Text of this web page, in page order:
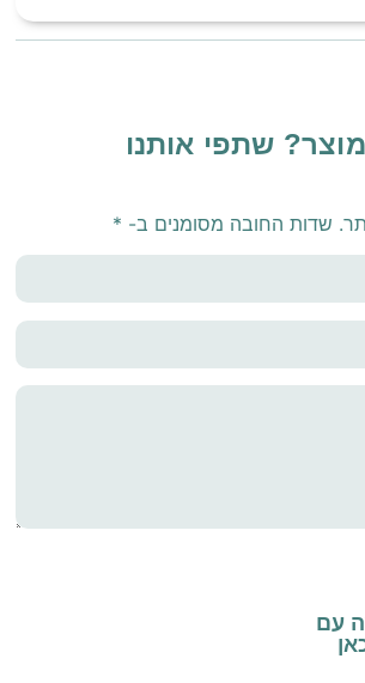
שתפי אותנו
שדות החובה מסומנים ב- *
עם